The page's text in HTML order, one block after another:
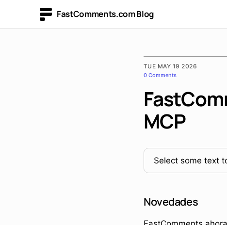
FastComments.com Blog
TUE MAY 19 2026
0 Comments
MCP
Select some text
Novedades